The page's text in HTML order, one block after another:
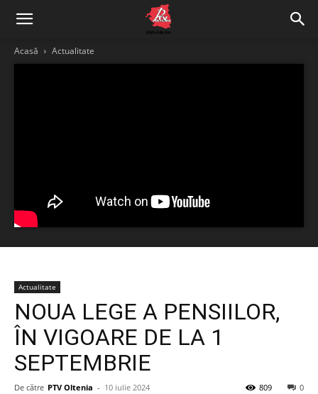
Acasă Actualitate
Actualitate
NOUA LEGE A PENSIILOR,
ÎN VIGOARE DE LA 1
SEPTEMBRIE
De către PTV Oltenia - 10 iulie 2024 0
809